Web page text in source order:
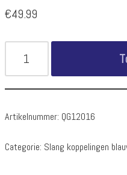
€49.99
Artikelnummer: QG12016
Categorie: Slang koppelingen